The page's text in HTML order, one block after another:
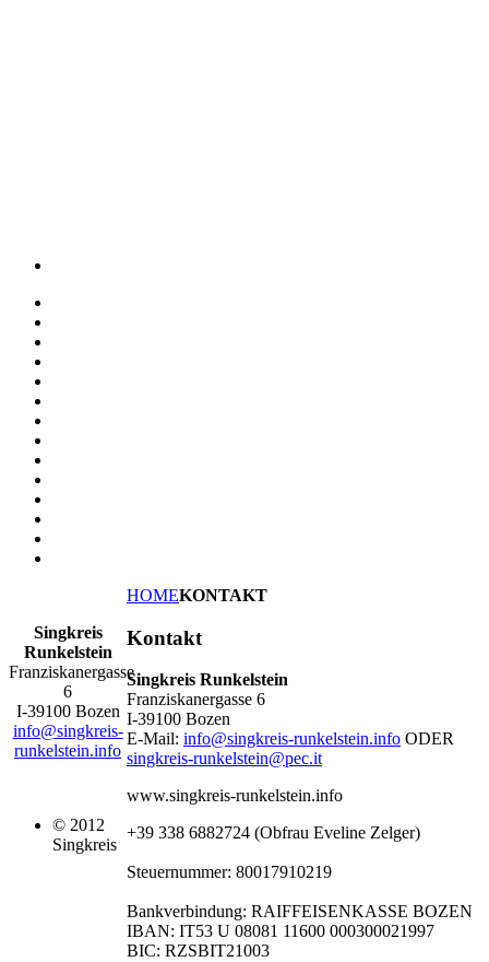
HOMEKONTAKT
Kontakt
Singkreis Runkelstein
Franziskanergasse 6
I-39100 Bozen
E-Mail: info@singkreis-runkelstein.info ODER
singkreis-runkelstein@pec.it
www.singkreis-runkelstein.info
+39 338 6882724 (Obfrau Eveline Zelger)
Steuernummer: 80017910219
Bankverbindung: RAIFFEISENKASSE BOZEN
IBAN: IT53 U 08081 11600 000300021997
BIC: RZSBIT21003
Singkreis
Runkelstein
Franziskanergasse
6
I-39100 Bozen
info@singkreis-
runkelstein.info
© 2012
Singkreis